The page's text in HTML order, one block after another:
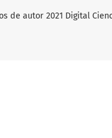
de autor 2021 Digital